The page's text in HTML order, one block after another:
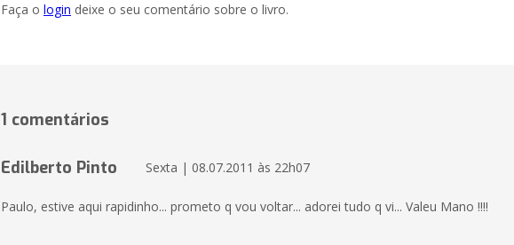
Faça o login deixe o seu comentário sobre o livro.
1 comentários
Edilberto Pinto Sexta | 08.07.2011 às 22h07
Paulo, estive aqui rapidinho... prometo q vou voltar... adorei tudo q vi... Valeu Mano !!!!